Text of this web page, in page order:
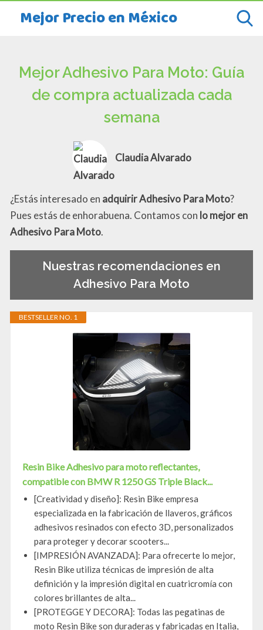
Mejor Precio en México
Mejor Adhesivo Para Moto: Guía
de compra actualizada cada
semana
Claudia Alvarado
¿Estás interesado en adquirir Adhesivo Para Moto?
Pues estás de enhorabuena. Contamos con lo mejor en
Adhesivo Para Moto.
Nuestras recomendaciones en
Adhesivo Para Moto
BESTSELLER NO. 1
Resin Bike Adhesivo para moto reflectantes,
compatible con BMW R 1250 GS Triple Black...
[Creatividad y diseño]: Resin Bike empresa
especializada en la fabricación de llaveros, gráficos
adhesivos resinados con efecto 3D, personalizados
para proteger y decorar scooters...
[IMPRESIÓN AVANZADA]: Para ofrecerte lo mejor,
Resin Bike utiliza técnicas de impresión de alta
definición y la impresión digital en cuatricromía con
colores brillantes de alta...
[PROTEGGE Y DECORA]: Todas las pegatinas de
moto Resin Bike son duraderas y fabricadas en Italia,